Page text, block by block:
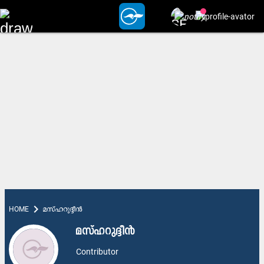
HOME chevron_right മസ്ഹറുദ്ദീൻ
മസ്ഹറുദ്ദീൻ
Contributor